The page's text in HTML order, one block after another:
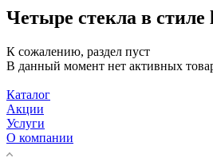
Четыре стекла в
К сожалению, раздел пуст
В данный момент нет активных
Каталог
Акции
Услуги
О компании